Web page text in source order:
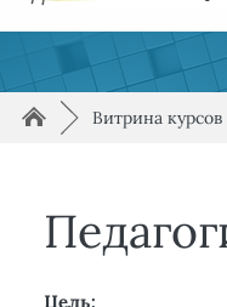
Путь к странице
/
► Витрина курсов
Цель: